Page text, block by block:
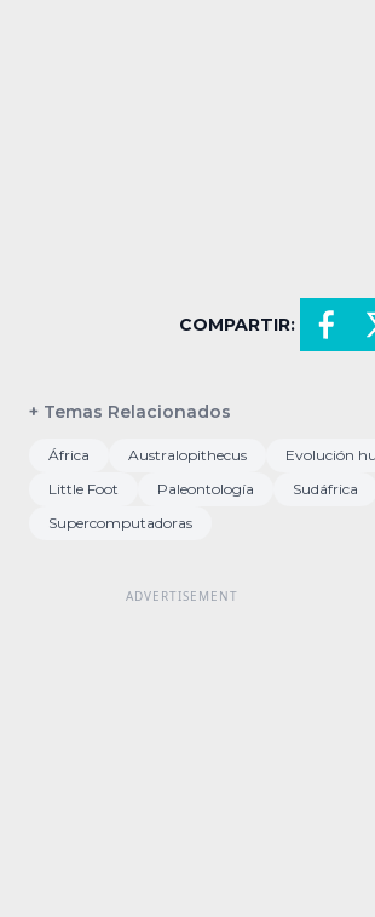
COMPARTIR:
+ Temas Relacionados
África Australopithecus
Evolución
Little Foot
Paleontología
Sudáfrica
Supercomputadoras